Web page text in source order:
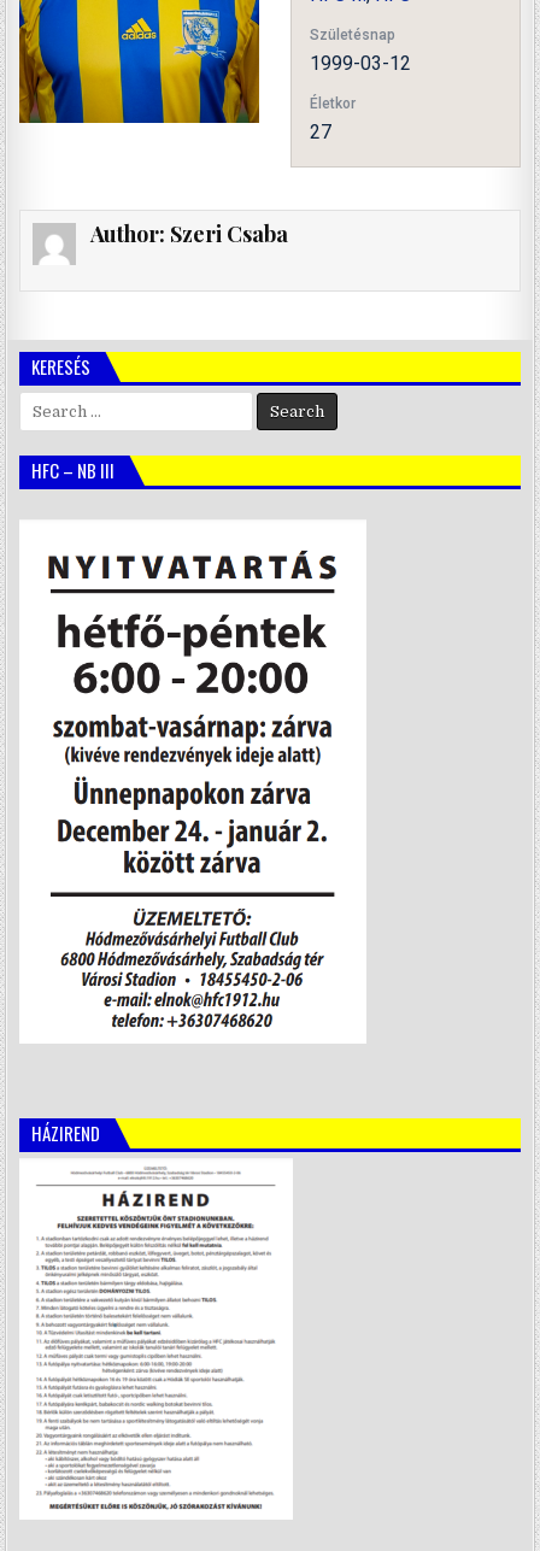
Születésnap
1999-03-12
Életkor
27
Author: Szeri Csaba
KERESÉS
Search
for:
HFC – NB III
HÁZIREND